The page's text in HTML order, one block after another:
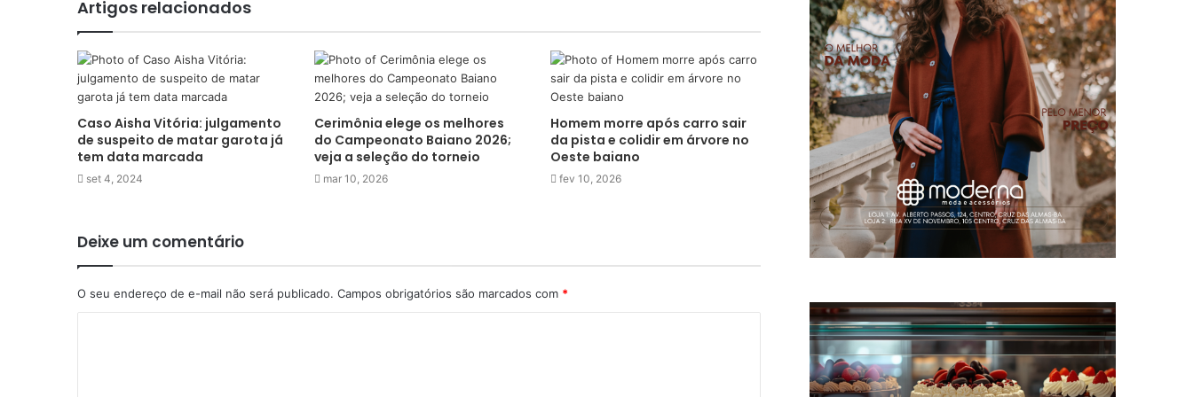
Artigos relacionados
Caso Aisha Vitória: julgamento
de suspeito de matar garota já
tem data marcada
set 4, 2024
Cerimônia elege os melhores
do Campeonato Baiano 2026;
veja a seleção do torneio
mar 10, 2026
Homem morre após carro sair
da pista e colidir em árvore no
Oeste baiano
fev 10, 2026
Deixe um comentário
O seu endereço de e-mail não será publicado. Campos obrigatórios são marcados com *